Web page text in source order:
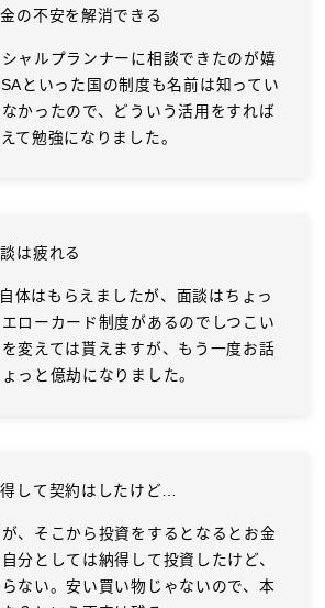
の不安を解消できる
ャルプランナーに相談できたのが嬉
といった国の制度も名前は知ってい
かったので、どういう活用をすれば
て勉強になりました。
は疲れる
体はもらえましたが、面談はちょっ
ローカード制度があるのでしつこい
変えては貰えますが、もう一度お話
っと億劫になりました。
て契約はしたけど…
、そこから投資をするとなるとお金
分としては納得して投資したけど、
ない。安い買い物じゃないので、本